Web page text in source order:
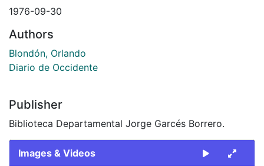
1976-09-30
Authors
Blondón, Orlando
Diario de Occidente
Publisher
Biblioteca Departamental Jorge Garcés Borrero.
Images & Videos